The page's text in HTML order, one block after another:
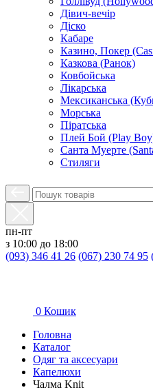
Дівич-вечір
Діско
Кабаре
Казино, Покер
Казкова (Ранок)
Ковбойська
Лікарська
Мексиканська
Морська
Піратська
Плей Бой (Play
Санта Муерте
Стиляги
пн-пт
з 10:00 до 18:00
(093) 346 41 26 (067) 230 74 95
0 Кошик
Головна
Каталог
Oдяг та аксесуари
Капелюхи
Чалма Knit